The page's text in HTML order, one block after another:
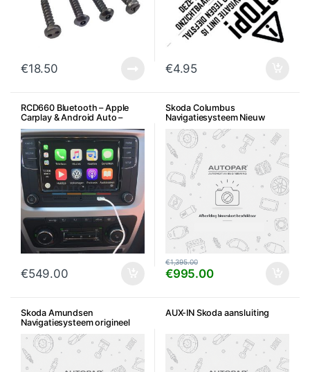
€18.50 €4.95
RCD660 Bluetooth – Apple
Carplay & Android Auto –
Geschikt voor Skoda
€549.00
Skoda Columbus
Navigatiesysteem Nieuw
€995.00
€1,395.00
Skoda Amundsen
Navigatiesysteem origineel
AUX-IN Skoda aansluiting